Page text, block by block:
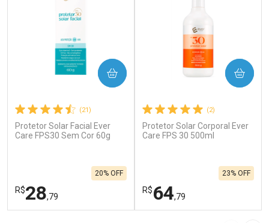
(21)
Protetor Solar Facial Ever
Care FPS30 Sem Cor 60g
R$28,79
20% OFF
COMPRAR
(2)
Protetor Solar Corporal Ever
Care FPS 30 500ml
R$64,79
23% OFF
COMPRAR